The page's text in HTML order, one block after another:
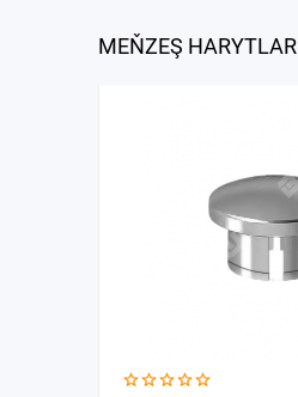
MEŇZEŞ HARYTLAR